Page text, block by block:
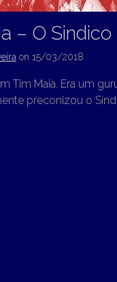
– O Sindico
on 15/03/2018
Tim Maia. Era um
preconizou o